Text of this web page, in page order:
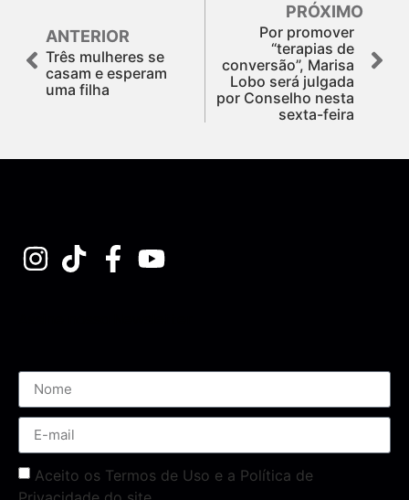
ANTERIOR
Três mulheres se
casam e esperam
uma filha
PRÓXIMO
Por promover
“terapias de
conversão”, Marisa
Lobo será julgada
por Conselho nesta
sexta-feira
Aceito os Termos de Uso e a Política de